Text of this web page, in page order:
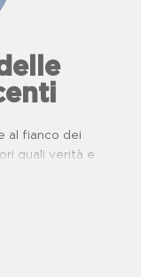
al fianco dei
quali verità e